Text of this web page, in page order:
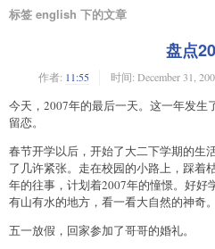
标签 english 下的文章
盘点
作者: 11:55 时间: December 31,
今天，2007年的最后一天。这一年发生
留恋。
春节开学以后，开始了大二下学期的生
了几许紧张。走在校园的小路上，踩着
年的往事，计划着2007年的憧憬。好好
有山有水的地方，看一看大自然的神奇。
五一放假，回家参加了哥哥的婚礼。